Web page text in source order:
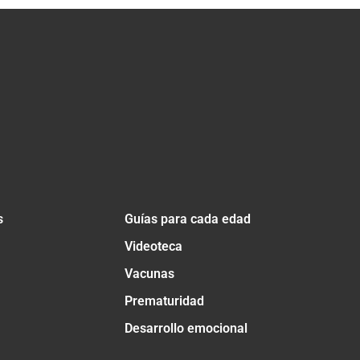
Guías para cada edad
Videoteca
Vacunas
Prematuridad
Desarrollo emocional